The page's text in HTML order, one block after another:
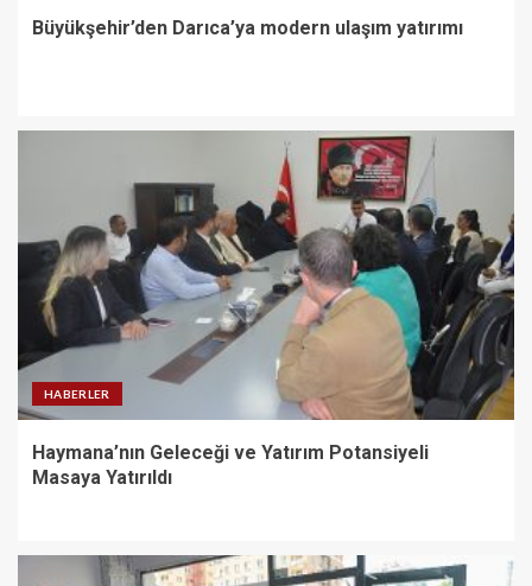
Büyükşehir’den Darıca’ya modern ulaşım yatırımı
HABERLER
Haymana’nın Geleceği ve Yatırım Potansiyeli
Masaya Yatırıldı